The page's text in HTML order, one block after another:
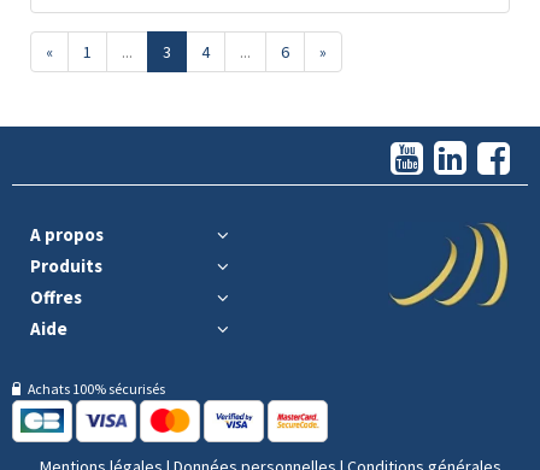
« 1 ... 3 4 ... 6 »
A propos
Produits
Offres
Aide
Achats 100% sécurisés